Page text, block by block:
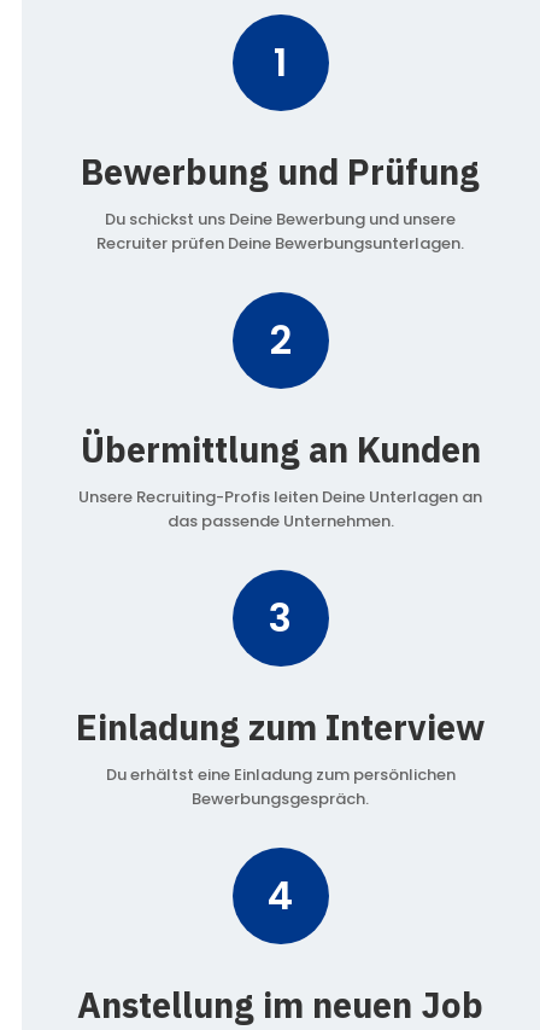
1
Bewerbung und Prüfung
Du schickst uns Deine Bewerbung und unsere
Recruiter prüfen Deine Bewerbungsunterlagen.
2
Übermittlung an Kunden
Unsere Recruiting-Profis leiten Deine Unterlagen an
das passende Unternehmen.
3
Einladung zum Interview
Du erhältst eine Einladung zum persönlichen
Bewerbungsgespräch.
4
Anstellung im neuen Job